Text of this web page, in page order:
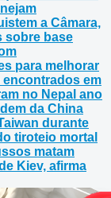
a Câmara,
sobre base
para melhorar
em
no Nepal ano
da China
durante
tiroteio mortal
matam
Kiev, afirma